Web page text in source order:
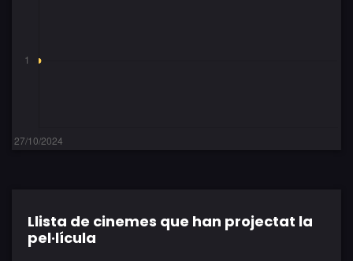
Llista de cinemes que han projectat la
pel·lícula